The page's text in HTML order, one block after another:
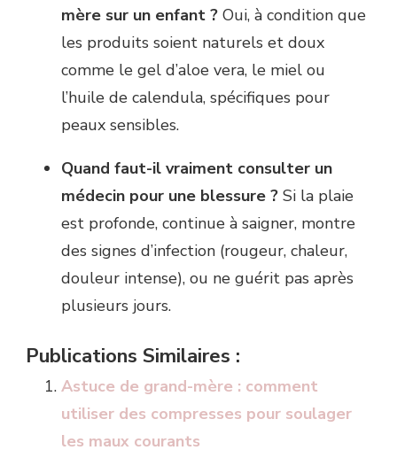
mère sur un enfant ? Oui, à condition que
les produits soient naturels et doux
comme le gel d’aloe vera, le miel ou
l’huile de calendula, spécifiques pour
peaux sensibles.
Quand faut-il vraiment consulter un
médecin pour une blessure ? Si la plaie
est profonde, continue à saigner, montre
des signes d’infection (rougeur, chaleur,
douleur intense), ou ne guérit pas après
plusieurs jours.
Publications Similaires :
Astuce de grand-mère : comment
utiliser des compresses pour soulager
les maux courants